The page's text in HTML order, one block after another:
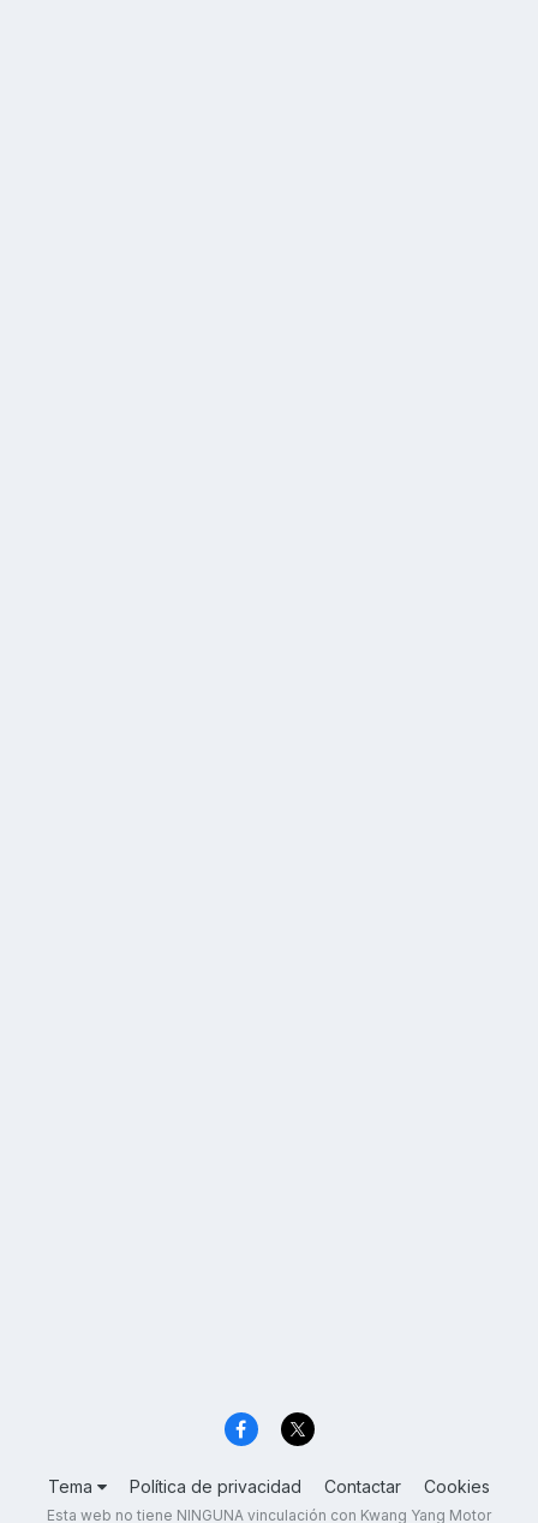
Tema Política de privacidad Contactar Cookies
Esta web no tiene NINGUNA vinculación con Kwang Yang Motor